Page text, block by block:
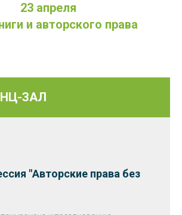
23 апреля
и авторского права
ЗАЛ
"Авторские права без